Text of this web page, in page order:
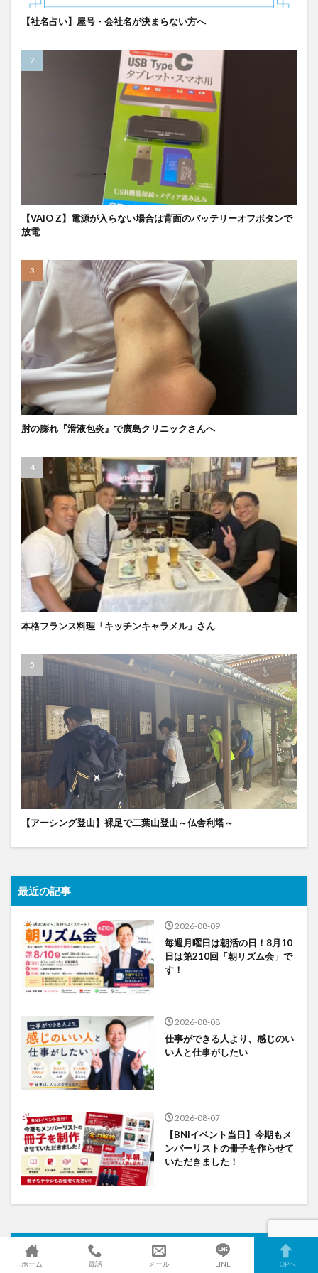
【社名占い】屋号・会社名が決まらない方へ
【VAIO Z】電源が入らない場合は背面のバッテリーオフボタンで
放電
肘の膨れ『滑液包炎』で廣島クリニックさんへ
本格フランス料理「キッチンキャラメル」さん
【アーシング登山】裸足で二葉山登山～仏舎利塔～
最近の記事
2026-08-09
毎週月曜日は朝活の日！8月10
日は第210回「朝リズム会」で
す！
2026-08-08
仕事ができる人より、感じのい
い人と仕事がしたい
2026-08-07
【BNIイベント当日】今期もメ
ンバーリストの冊子を作らせて
いただきました！
カテゴリー
ホーム 電話 メール LINE TOPへ